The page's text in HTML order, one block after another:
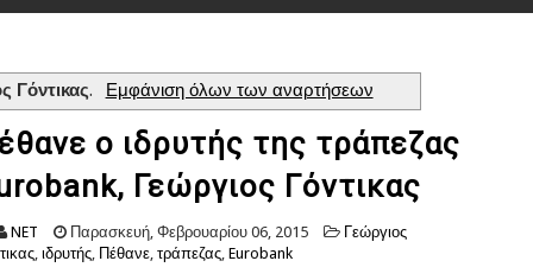
Γόντικας. Εμφάνιση όλων των αναρτήσεων
ο ιδρυτής της τράπεζας
Γεώργιος Γόντικας
NET Παρασκευή, Φεβρουαρίου 06, 2015
Γεώργιος
, ιδρυτής, Πέθανε, τράπεζας, Eurobank